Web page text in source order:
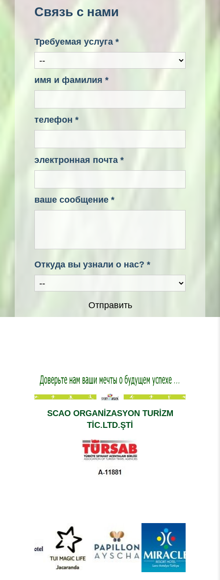
Связь с нами
Требуемая услуга *
имя и фамилия *
телефон *
электронная почта *
ваше сообщение *
Откуда вы узнали о нас? *
Отправить
SCAO ORGANİZASYON TURİZM
TİC.LTD.ŞTİ